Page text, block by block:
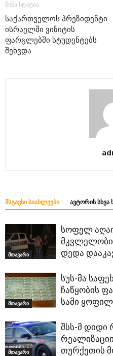
წინა სტატია
საქართველოს პრეზიდენტი
ისრაელში ვიზიტის
ფარგლებში სტუდენტებს
შეხვდა
ᲛᲡᲒᲐᲕᲡᲘ ᲡᲘᲐᲮᲚᲔᲔᲑᲘ ᲐᲕᲢᲝᲠᲘᲡ ᲡᲮᲕᲐ
მთავარი
სოფელ
დედა
მთავარი
სუს-მა
ჩაწყობის
სამი
მთავარი
შსს-მ დიდი
თურქეთის